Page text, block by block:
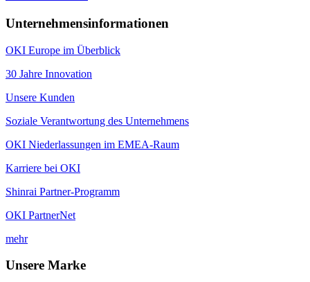
Unternehmensinformationen
OKI Europe im Überblick
30 Jahre Innovation
Unsere Kunden
Soziale Verantwortung des Unternehmens
OKI Niederlassungen im EMEA-Raum
Karriere bei OKI
Shinrai Partner-Programm
OKI PartnerNet
mehr
Unsere Marke